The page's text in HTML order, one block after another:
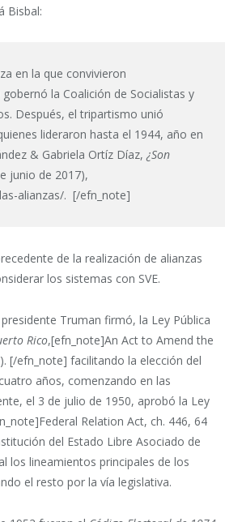
Bisbal:
en la que convivieron
gobernó la Coalición de Socialistas y
Después, el tripartismo unió
lideraron hasta el 1944, año en
& Gabriela Ortíz Díaz,¿Son
junio de 2017),
alianzas/. [/efn_note]
de la realización de alianzas
los sistemas con SVE.
Truman firmó, la Ley Pública
Rico,[efn_note]An Act to Amend the
[/efn_note] facilitando la elección del
años, comenzando en las
el 3 de julio de 1950, aprobó la Ley
Relation Act, ch. 446, 64
del Estado Libre Asociado de
los lineamientos principales de los
el resto por la vía legislativa.